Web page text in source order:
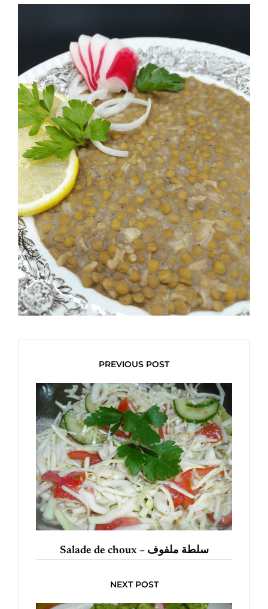
PREVIOUS POST
Salade de choux – سلطة ملفوف
NEXT POST